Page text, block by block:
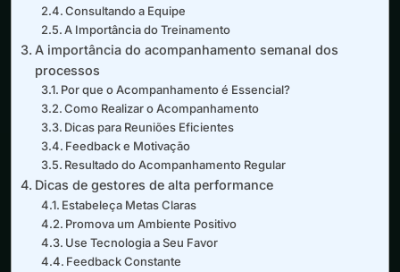
Consultando a Equipe
A Importância do Treinamento
A importância do acompanhamento semanal dos
processos
Por que o Acompanhamento é Essencial?
Como Realizar o Acompanhamento
Dicas para Reuniões Eficientes
Feedback e Motivação
Resultado do Acompanhamento Regular
Dicas de gestores de alta performance
Estabeleça Metas Claras
Promova um Ambiente Positivo
Use Tecnologia a Seu Favor
Feedback Constante